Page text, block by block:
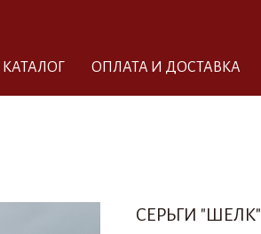
КАТАЛОГ ОПЛАТА И ДОСТАВКА
СЕРЬГИ "ШЕЛК"